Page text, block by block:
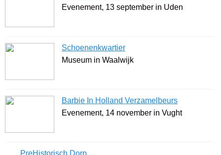
Evenement, 13 september in Uden
Schoenenkwartier
Museum in Waalwijk
Barbie In Holland Verzamelbeurs
Evenement, 14 november in Vught
PreHistorisch Dorp